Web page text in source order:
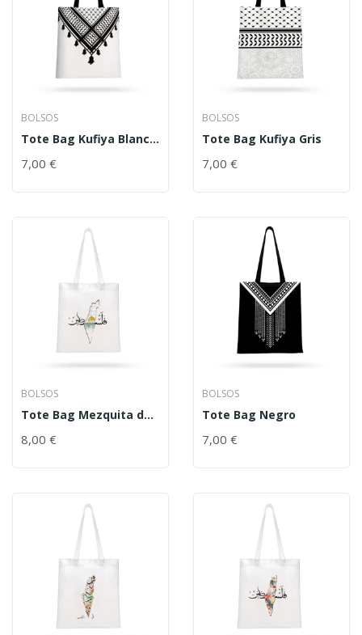
BOLSOS
Tote Bag Kufiya Blanco
7,00 €
BOLSOS
Tote Bag Kufiya Gris
7,00 €
BOLSOS
Tote Bag Mezquita de
8,00 €
BOLSOS
Tote Bag Negro
7,00 €